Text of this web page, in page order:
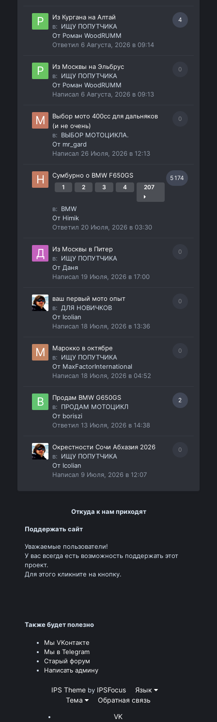
4
Из Кургана на Алтай
в: ИЩУ ПОПУТЧИКА
От Роман WoodRUMM
Ответил 6 Августа, 2026 в 09:14
0
Из Москвы на Эльбрус
в: ИЩУ ПОПУТЧИКА
От Роман WoodRUMM
Написал 6 Августа, 2026 в 09:13
0
Выбор мото 400сс для дальняков
(и не очень)
в: ВЫБОР МОТОЦИКЛА.
От mr_gard
Написал 26 Июля, 2026 в 12:13
5 174
Сумбурно о BMW F650GS
1 2 3 4 207
в: BMW
От Himik
Ответил 20 Июля, 2026 в 03:30
0
Из Москвы в Питер
в: ИЩУ ПОПУТЧИКА
ОтДаня
Написал19 Июля, 2026 в 17:00
0
ваш первый мото опыт
в: ДЛЯ НОВИЧКОВ
От Icolian
Написал18 Июля, 2026 в 13:36
0
Марокко в октябре
в: ИЩУ ПОПУТЧИКА
От MaxFactorInternational
Написал18 Июля, 2026 в 04:52
2
Продам BMW G650GS
в: ПРОДАМ МОТОЦИКЛ
От boriszi
Ответил13 Июля, 2026 в 14:38
0
Окрестности Сочи Абхазия 2026
в: ИЩУ ПОПУТЧИКА
От Icolian
Написал 9 Июля, 2026 в 12:07
Откуда к нам приходят
Поддержать сайт
Уважаемые пользователи!
У вас всегда есть возможность поддержать этот
проект.
Для этого кликните на кнопку.
Также будет полезно
Мы VKонтакте
Мы в Telegram
Старый форум
Написать админу
IPS Theme by IPSFocus
Язык
Тема
Обратная связь
VK